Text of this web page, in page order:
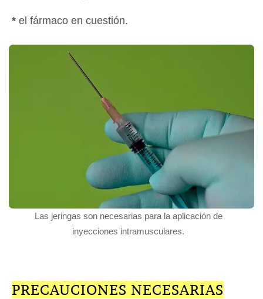
* el fármaco en cuestión.
Las jeringas son necesarias para la aplicación de
inyecciones intramusculares.
PRECAUCIONES NECESARIAS